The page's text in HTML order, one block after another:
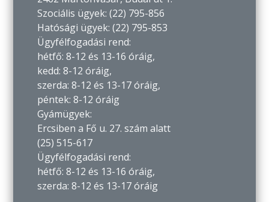
Szociális ügyek: (22) 795-856
Hatósági ügyek: (22) 795-853
Ügyfélfogadási rend:
hétfő: 8-12 és 13-16 óráig,
kedd: 8-12 óráig,
szerda: 8-12 és 13-17 óráig,
péntek: 8-12 óráig
Gyámügyek:
Ercsiben a Fő u. 27. szám alatt
(25) 515-617
Ügyfélfogadási rend:
hétfő: 8-12 és 13-16 óráig,
szerda: 8-12 és 13-17 óráig